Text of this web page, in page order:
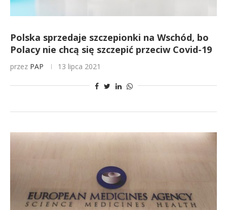
Polska sprzedaje szczepionki na Wschód, bo
Polacy nie chcą się szczepić przeciw Covid-19
przez PAP 13 lipca 2021